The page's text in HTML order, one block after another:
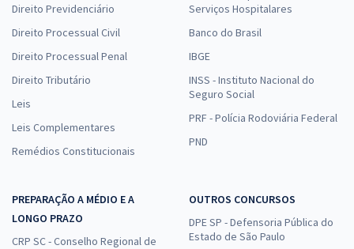
Direito Previdenciário
Direito Processual Civil
Direito Processual Penal
Direito Tributário
Leis
Leis Complementares
Remédios Constitucionais
Serviços Hospitalares
Banco do Brasil
IBGE
INSS - Instituto Nacional do
Seguro Social
PRF - Polícia Rodoviária Federal
PND
PREPARAÇÃO A MÉDIO E A
LONGO PRAZO
CRP SC - Conselho Regional de
OUTROS CONCURSOS
DPE SP - Defensoria Pública do
Estado de São Paulo